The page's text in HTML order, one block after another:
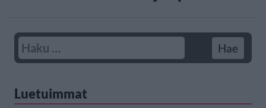
Luetuimmat